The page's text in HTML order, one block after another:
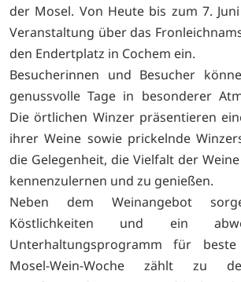
der Mosel. Von Heute bis zum 7.
Veranstaltung über das
den Endertplatz in Cochem ein.
Besucherinnen und Besucher
genussvolle Tage in besonderer
Die örtlichen Winzer präsentieren
ihrer Weine sowie prickelnde
die Gelegenheit, die Vielfalt der
kennenzulernen und zu genießen.
Neben dem Weinangebot
Köstlichkeiten und ein
Unterhaltungsprogramm für
Mosel-Wein-Woche zählt zu